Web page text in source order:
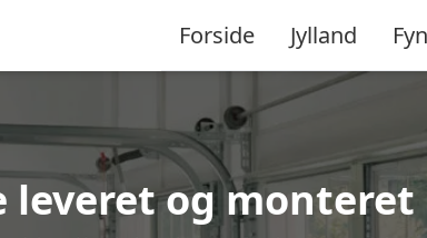
Forside Jylland Fyn
og monteret